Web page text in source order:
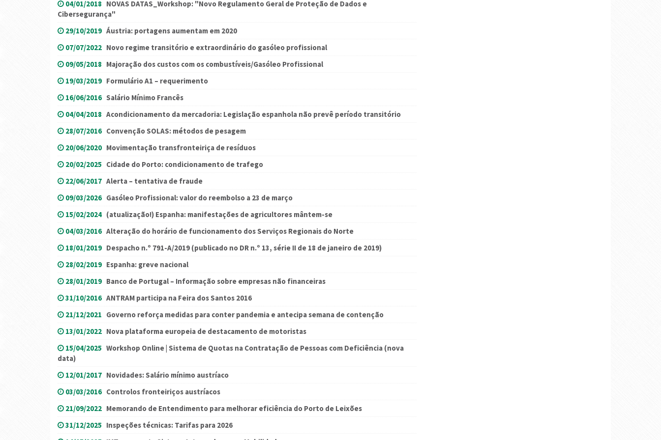
04/01/2018 NOVAS DATAS_Workshop: "Novo Regulamento Geral de Proteção de Dados e
Cibersegurança"
29/10/2019 Áustria: portagens aumentam em 2020
07/07/2022 Novo regime transitório e extraordinário do gasóleo profissional
09/05/2018 Majoração dos custos com os combustíveis/Gasóleo Profissional
19/03/2019 Formulário A1 – requerimento
16/06/2016 Salário Mínimo Francês
04/04/2018 Acondicionamento da mercadoria: Legislação espanhola não prevê período transitório
28/07/2016 Convenção SOLAS: métodos de pesagem
20/06/2020 Movimentação transfronteiriça de resíduos
20/02/2025 Cidade do Porto: condicionamento de trafego
22/06/2017 Alerta – tentativa de fraude
09/03/2026 Gasóleo Profissional: valor do reembolso a 23 de março
15/02/2024 (atualização!) Espanha: manifestações de agricultores mântem-se
04/03/2016 Alteração do horário de funcionamento dos Serviços Regionais do Norte
18/01/2019 Despacho n.º 791-A/2019 (publicado no DR n.º 13, série II de 18 de janeiro de 2019)
28/02/2019 Espanha: greve nacional
28/01/2019 Banco de Portugal – Informação sobre empresas não financeiras
31/10/2016 ANTRAM participa na Feira dos Santos 2016
21/12/2021 Governo reforça medidas para conter pandemia e antecipa semana de contenção
13/01/2022 Nova plataforma europeia de destacamento de motoristas
15/04/2025 Workshop Online | Sistema de Quotas na Contratação de Pessoas com Deficiência (nova
data)
12/01/2017 Novidades: Salário mínimo austríaco
03/03/2016 Controlos fronteiriços austríacos
21/09/2022 Memorando de Entendimento para melhorar eficiência do Porto de Leixões
31/12/2025 Inspeções técnicas: Tarifas para 2026